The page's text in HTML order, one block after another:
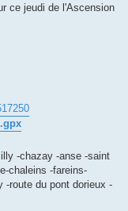
ce jeudi de l'Ascension
-chazay -anse -saint
chaleins -fareins-
-route du pont dorieux -